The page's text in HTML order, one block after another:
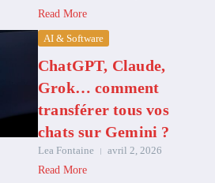
Read More
AI & Software
ChatGPT, Claude,
Grok… comment
transférer tous vos
chats sur Gemini ?
Lea Fontaine
avril 2, 2026
Read More